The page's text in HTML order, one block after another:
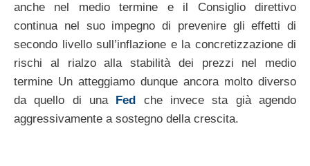
anche nel medio termine e il Consiglio direttivo
continua nel suo impegno di prevenire gli effetti di
secondo livello sull’inflazione e la concretizzazione di
rischi al rialzo alla stabilità dei prezzi nel medio
termine Un atteggiamo dunque ancora molto diverso
da quello di una
Fed
che invece sta già agendo
aggressivamente a sostegno della crescita.